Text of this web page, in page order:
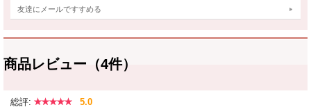
友達にメールですすめる
商品レビュー（4件）
総評: 5.0